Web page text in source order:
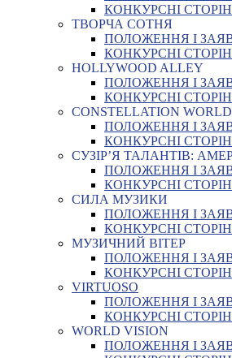
КОНКУРСНІ
ТВОРЧА СОТНЯ
ПОЛОЖЕННЯ І
КОНКУРСНІ
HOLLYWOOD ALLEY
ПОЛОЖЕННЯ І
КОНКУРСНІ
CONSTELLATION
ПОЛОЖЕННЯ І
КОНКУРСНІ
СУЗІР’Я ТАЛАНТІВ:
ПОЛОЖЕННЯ І
КОНКУРСНІ
СИЛА МУЗИКИ
ПОЛОЖЕННЯ І
КОНКУРСНІ
МУЗИЧНИЙ ВІТЕР
ПОЛОЖЕННЯ І
КОНКУРСНІ
VIRTUOSO
ПОЛОЖЕННЯ І
КОНКУРСНІ
WORLD VISION
ПОЛОЖЕННЯ І